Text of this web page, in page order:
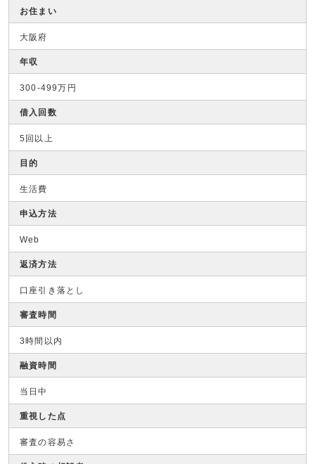
お住まい
大阪府
年収
300-499万円
借入回数
5回以上
目的
生活費
申込方法
Web
返済方法
口座引き落とし
審査時間
3時間以内
融資時間
当日中
重視した点
審査の容易さ